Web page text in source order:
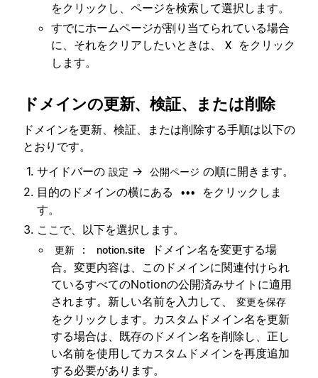
をクリックし、ページを検索して選択します。
すでにホームページが割り当てられている場合
に、それをクリアしたいときは、
X
をクリック
します。
ドメインの更新、検証、または削除
ドメインを更新、検証、または削除する手順は以下の
とおりです。
サイドバーの 設定 → 公開ページ の順に開きます。
目的のドメインの横にある
•••
をクリックしま
す。
ここで、以下を選択します。
更新 ： notion.site
ドメイン名を変更する場
合。変更内容は、このドメインに関連付けられ
ているすべてのNotionの公開済みサイトに適用
されます。新しい名前を入力して、
変更を保存
をクリックします。カスタムドメイン名を更新
する場合は、既存のドメイン名を削除し、正し
い名前を使用してカスタムドメインを再度追加
する必要があります。